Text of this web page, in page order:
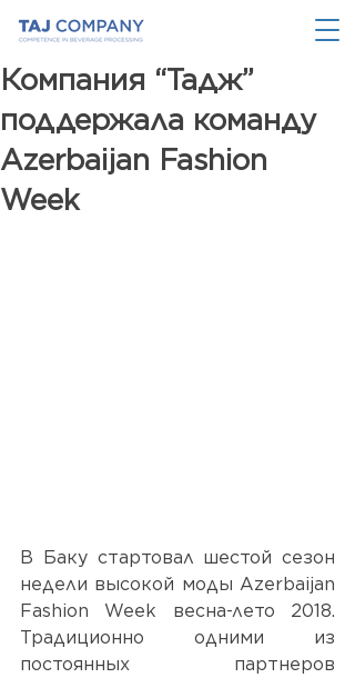
Компания “Тадж”
поддержала команду
Azerbaijan Fashion
Week
В Баку стартовал шестой сезон
недели высокой моды Azerbaijan
Fashion Week весна-лето 2018.
Традиционно одними из
постоянных партнеров